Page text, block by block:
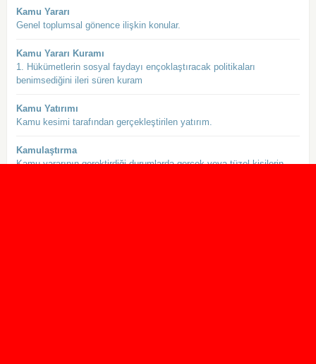
Kamu Yararı
Genel toplumsal gönence ilişkin konular.
Kamu Yararı Kuramı
1. Hükümetlerin sosyal faydayı ençoklaştıracak politikaları
benimsediğini ileri süren kuram
Kamu Yatırımı
Kamu kesimi tarafından gerçekleştirilen yatırım.
Kamulaştırma
Kamu yararının gerektirdiği durumlarda gerçek veya tüzel kişilerin